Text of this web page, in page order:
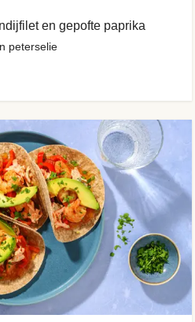
en gepofte paprika
peterselie